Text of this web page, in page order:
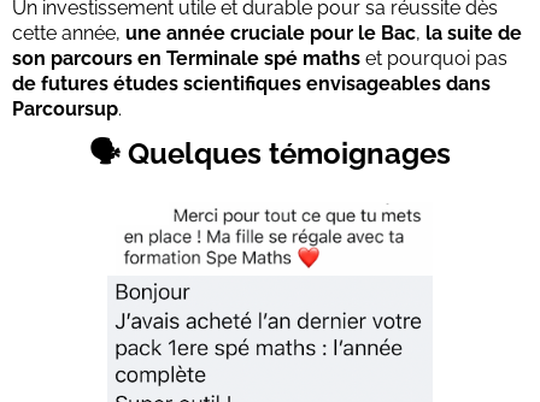
Un investissement utile et durable pour sa réussite dès
cette année, une année cruciale pour le Bac, la suite de
son parcours en Terminale spé maths et pourquoi pas
de futures études scientifiques envisageables dans
Parcoursup.
🗣️ Quelques témoignages